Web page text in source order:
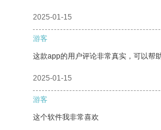
2025-01-15
游客
这款app的用户评论非常真实，可以帮
2025-01-15
游客
这个软件我非常喜欢